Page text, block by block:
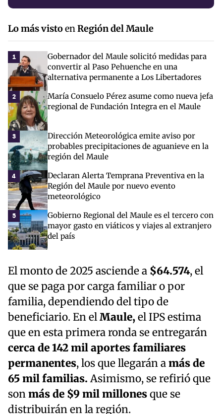
Lo más vistoen Región del Maule
1
Gobernador del Maule solicitó medidas para
convertir al Paso Pehuenche en una
alternativa permanente a Los Libertadores
2
María Consuelo Pérez asume como nueva jefa
regional de Fundación Integra en el Maule
3
Dirección Meteorológica emite aviso por
probables precipitaciones de aguanieve en la
región del Maule
4
Declaran Alerta Temprana Preventiva en la
Región del Maule por nuevo evento
meteorológico
5
Gobierno Regional del Maule es el tercero con
mayor gasto en viáticos y viajes al extranjero
del país
El monto de 2025 asciende a $64.574, el
que se paga por carga familiar o por
familia, dependiendo del tipo de
beneficiario. En elMaule,el IPS estima
que en esta primera ronda se entregarán
cerca de 142 mil aportes familiares
permanentes, los que llegarán amás de
65 mil familias.Asimismo, se refirió que
sonmás de $9 mil millonesque se
distribuirán en la región.